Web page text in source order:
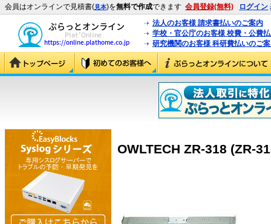
会員はオンラインで見積書(見本)を無料で作成できます 会員登録(無料) ログイン
法人のお客様 請求書払いのご案内
学校・官公庁のお客様 校費・公費
研究機関のお客様 科研費払いのご
OWLTECH ZR-318 (ZR-